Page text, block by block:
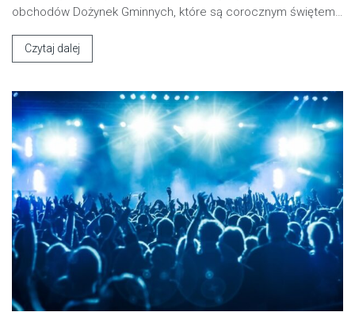
obchodów Dożynek Gminnych, które są corocznym świętem…
Czytaj dalej